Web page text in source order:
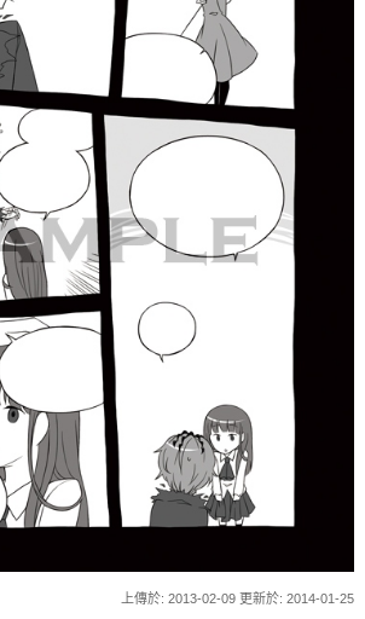
上傳於: 2013-02-09 更新於: 2014-01-25